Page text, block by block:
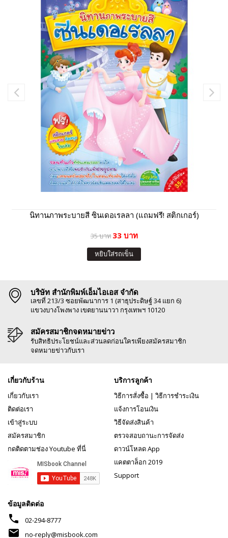
นิทานภาพระบายสี ซินเดอเรลลา (แถมฟรี! สติกเกอร์)
35 บาท33 บาท
หยิบใส่รถเข็น
บริษัท สำนักพิมพ์เอ็มไอเอส จำกัด
เลขที่ 213/3 ซอยพัฒนาการ 1 (สาธุประดิษฐ์ 34 แยก 6)
แขวงบางโพงพาง เขตยานนาวา กรุงเทพฯ 10120
สมัครสมาชิกจดหมายข่าว
รับสิทธิประโยชน์และส่วนลดก่อนใครเพียงสมัครสมาชิก
จดหมายข่าวกับเรา
เกี่ยวกับร้าน
เกี่ยวกับเรา
ติดต่อเรา
เข้าสู่ระบบ
สมัครสมาชิก
กดติดตามช่อง Youtube ที่นี่
บริการลูกค้า
วิธีการสั่งซื้อ | วิธีการชำระเงิน
แจ้งการโอนเงิน
วิธีจัดส่งสินค้า
ตรวจสอบถานะการจัดส่ง
ดาวน์โหลด App
แคตตาล็อก 2019
Support
ข้อมูลติดต่อ
phone 02-294-8777
mail no-reply@misbook.com